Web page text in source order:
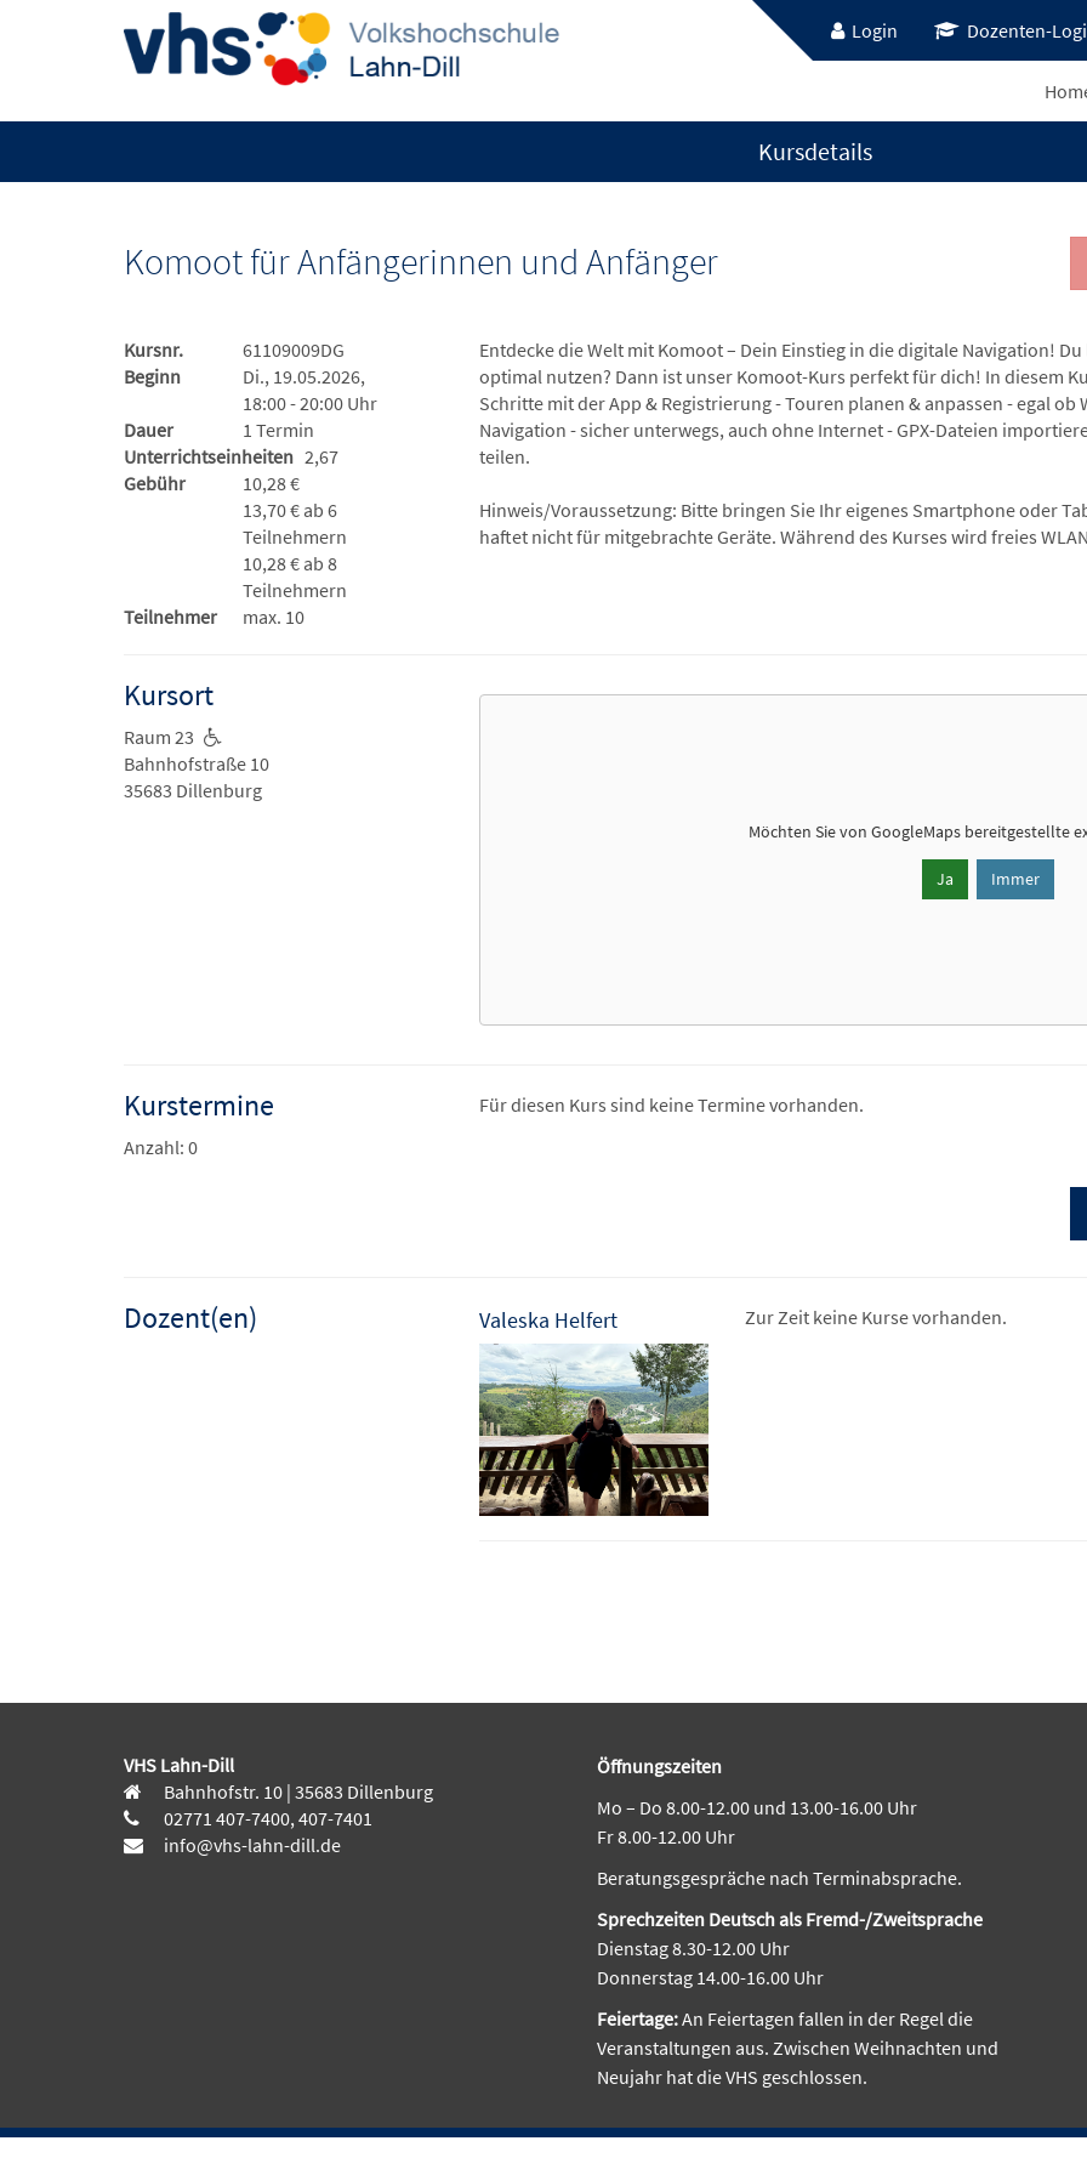
Login Dozenten-
Kursdetails
Komoot für Anfängerinnen und Anfänger
Kursnr.
61109009DG
Beginn
Di., 19.05.2026,
18:00 - 20:00 Uhr
Dauer
1 Termin
Unterrichtseinheiten
2,67
Gebühr
10,28 €
13,70 € ab 6
Teilnehmern
10,28 € ab 8
Teilnehmern
Teilnehmer
max. 10
Entdecke die Welt mit Komoot – Dein Einstieg in die digitale Navigation!
optimal nutzen? Dann ist unser Komoot-Kurs perfekt für dich! In diesem
Schritte mit der App & Registrierung - Touren planen & anpassen - egal
Navigation - sicher unterwegs, auch ohne Internet - GPX-Dateien
teilen.
Hinweis/Voraussetzung: Bitte bringen Sie Ihr eigenes Smartphone oder
haftet nicht für mitgebrachte Geräte. Während des Kurses wird freies
Kursort
Raum 23
Bahnhofstraße 10
35683 Dillenburg
Möchten Sie vonGoogleMaps bereitgestellte
Ja Immer
Kurstermine
Anzahl: 0
Für diesen Kurs sind keine Termine vorhanden.
Dozent(en) Valeska Helfert Zur Zeit keine Kurse vorhanden.
VHS Lahn-Dill
Bahnhofstr. 10 | 35683 Dillenburg
02771 407-7400, 407-7401
info@vhs-lahn-dill.de
Öffnungszeiten
Mo – Do 8.00-12.00 und 13.00-16.00 Uhr
Fr 8.00-12.00 Uhr
Beratungsgespräche nach Terminabsprache.
Sprechzeiten Deutsch als Fremd-/Zweitsprache
Dienstag 8.30-12.00 Uhr
Donnerstag 14.00-16.00 Uhr
Feiertage:An Feiertagen fallen in der Regel die
Veranstaltungen aus. Zwischen Weihnachten und
Neujahr hat die VHS geschlossen.